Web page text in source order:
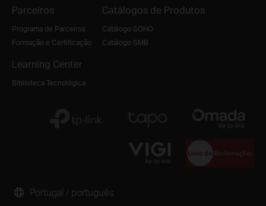
Parceiros
Programa de Parceiros
Formação e Certificação
Catálogos de Produtos
Catálogo SOHO
Catálogo SMB
Learning Center
Biblioteca Tecnológica
Portugal / português